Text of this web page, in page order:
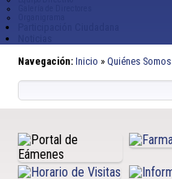
Navegación: Inicio » Quiénes Somos